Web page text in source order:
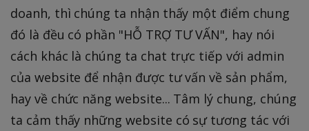
doanh, thì chúng ta nhận thấy một điểm chung
đó là đều có phần "HỖ TRỢ TƯ VẤN", hay nói
cách khác là chúng ta chat trực tiếp với admin
của website để nhận được tư vấn về sản phẩm,
hay về chức năng website... Tâm lý chung, chúng
ta cảm thấy những website có sự tương tác với